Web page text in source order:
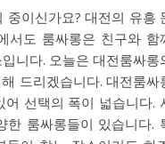
중이신가요? 대전의 유흥
서도 룸싸롱은 친구와 함
니다. 오늘은 대전룸싸롱
드리겠습니다. 대전룸싸
선택의 폭이 넓습니다.
한 룸싸롱들이 있습니다.